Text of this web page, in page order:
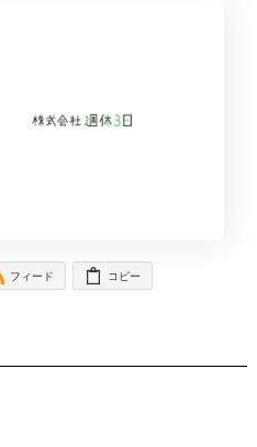
フィード コピー